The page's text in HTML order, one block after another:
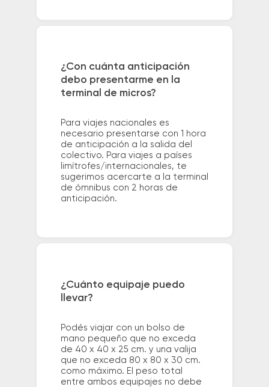
¿Con cuánta anticipación
debo presentarme en la
terminal de micros?
Para viajes nacionales es
necesario presentarse con 1 hora
de anticipación a la salida del
colectivo. Para viajes a países
limítrofes/internacionales, te
sugerimos acercarte a la terminal
de ómnibus con 2 horas de
anticipación.
¿Cuánto equipaje puedo
llevar?
Podés viajar con un bolso de
mano pequeño que no exceda
de 40 x 40 x 25 cm. y una valija
que no exceda 80 x 80 x 30 cm.
como máximo. El peso total
entre ambos equipajes no debe